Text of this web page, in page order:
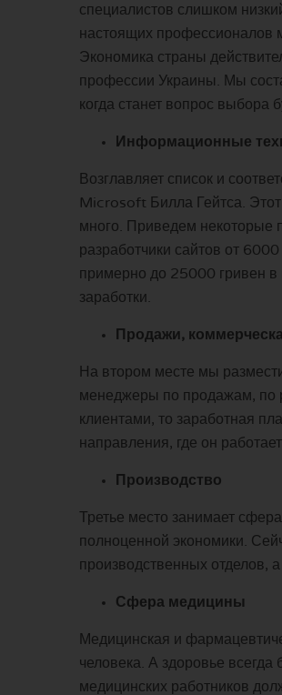
специалистов слишком
настоящих профессионалов
Экономика страны
профессии Украины. Мы
когда станет вопрос выбора
Информационные
Возглавляет список и
Microsoft Билла Гейтса.
много. Приведем некоторые
разработчики сайтов от
примерно до 25000 гривен в
заработки.
Продажи,
На втором месте мы
менеджеры по продажам, по
клиентами, то заработная
направления, где он
Производство
Третье место занимает
полноценной экономики.
производственных отделов,
Сфера медицины
Медицинская и
человека. А здоровье
медицинских работников